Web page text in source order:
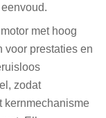
met hoog
voor prestaties en
zodat
kernmechanisme